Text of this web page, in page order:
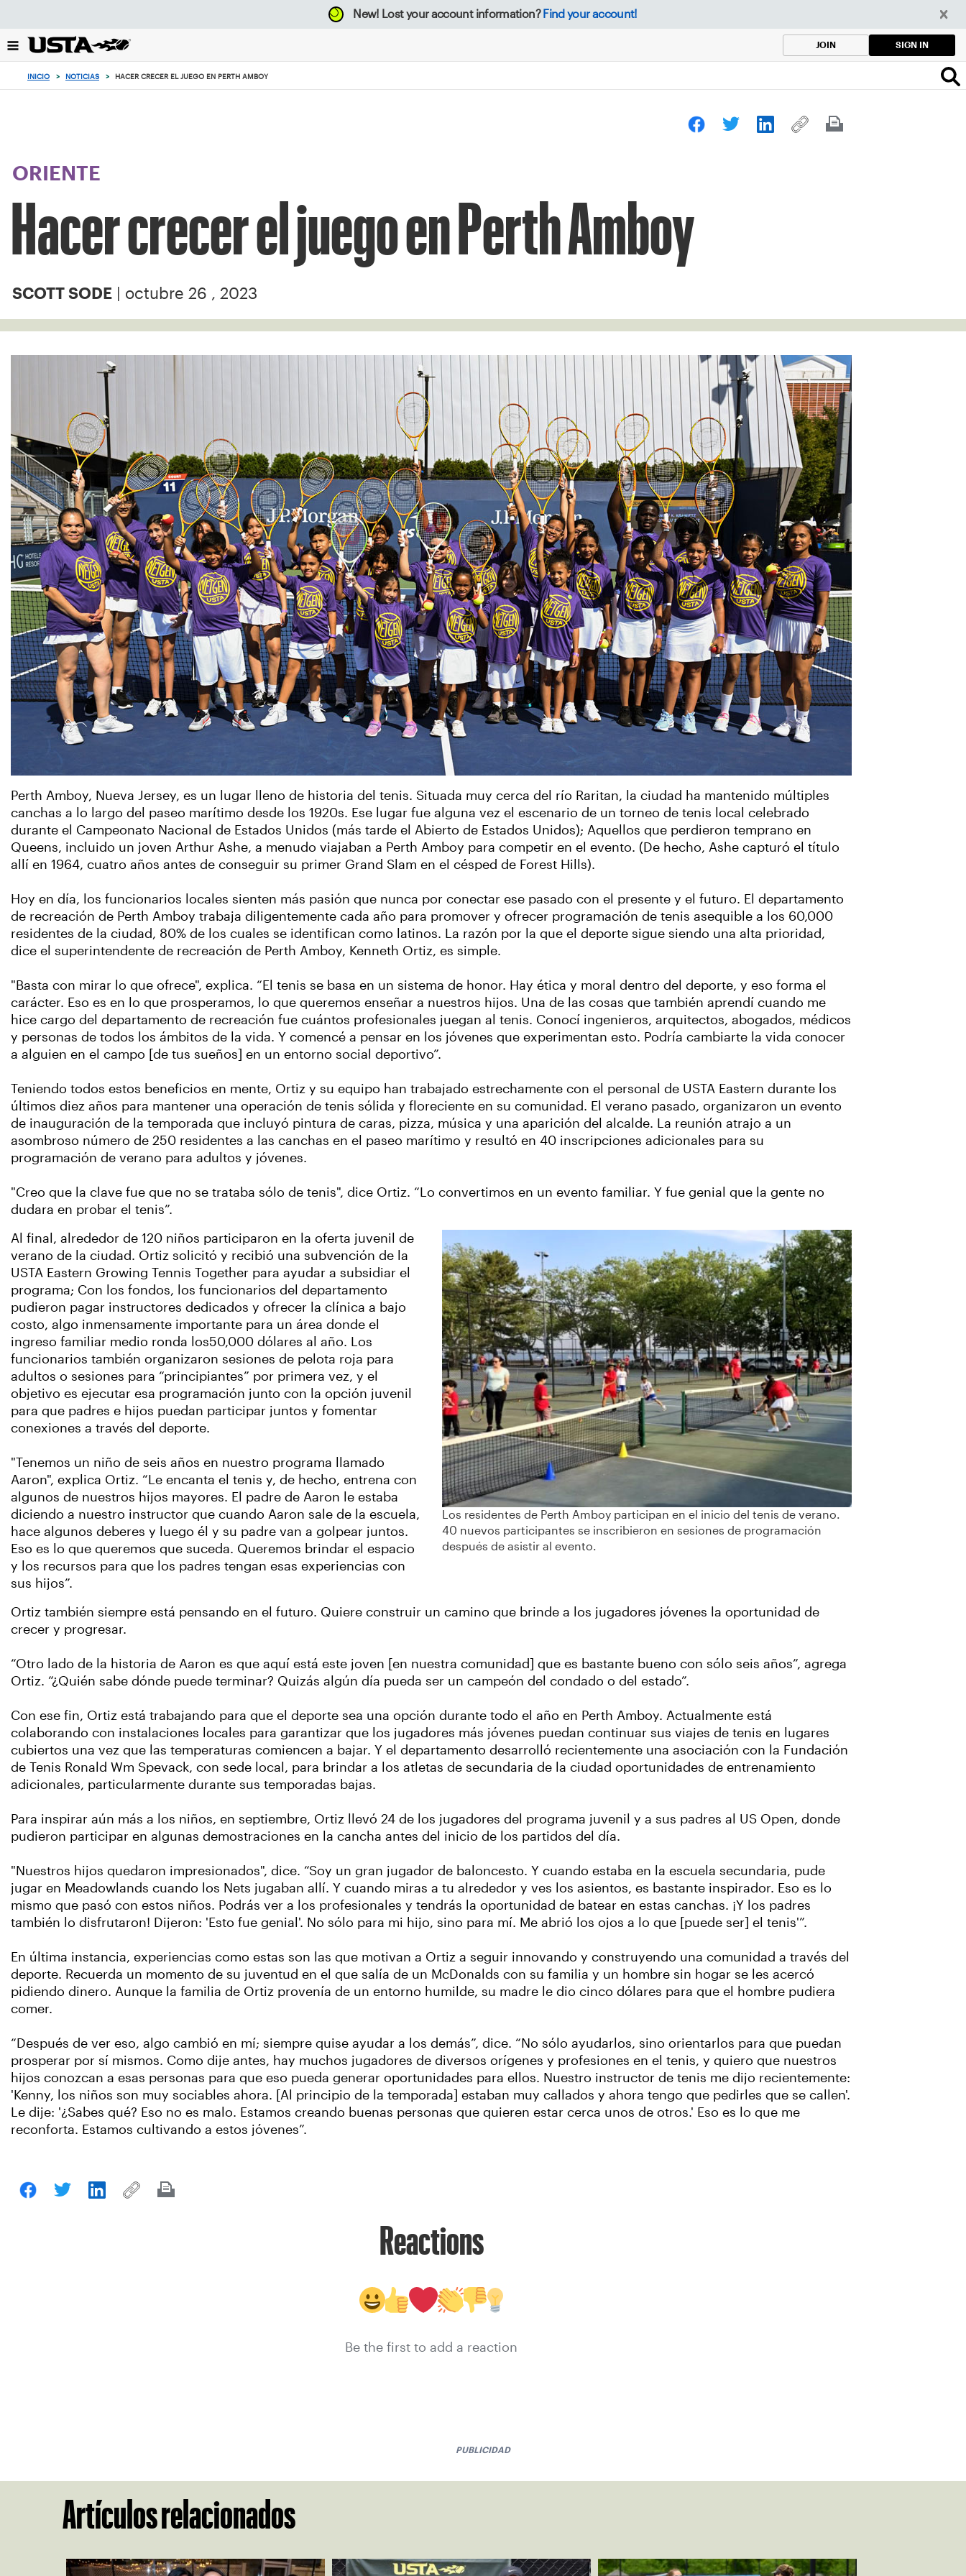
el
botón
New! Lost your account information? Find your account!
JOIN SIGN IN
INICIO > NOTICIAS > HACER CRECER EL JUEGO EN PERTH AMBOY
ORIENTE
Hacer crecer el juego en Perth Amboy
SCOTT SODE | octubre 26 , 2023
Perth Amboy, Nueva Jersey, es un lugar lleno de historia del tenis. Situada muy cerca del río Raritan, la ciudad ha mantenido múltiples
canchas a lo largo del paseo marítimo desde los 1920s. Ese lugar fue alguna vez el escenario de un torneo de tenis local celebrado
durante el Campeonato Nacional de Estados Unidos (más tarde el Abierto de Estados Unidos); Aquellos que perdieron temprano en
Queens, incluido un joven Arthur Ashe, a menudo viajaban a Perth Amboy para competir en el evento. (De hecho, Ashe capturó el título
allí en 1964, cuatro años antes de conseguir su primer Grand Slam en el césped de Forest Hills).
Hoy en día, los funcionarios locales sienten más pasión que nunca por conectar ese pasado con el presente y el futuro. El departamento
de recreación de Perth Amboy trabaja diligentemente cada año para promover y ofrecer programación de tenis asequible a los 60,000
residentes de la ciudad, 80% de los cuales se identifican como latinos. La razón por la que el deporte sigue siendo una alta prioridad,
dice el superintendente de recreación de Perth Amboy, Kenneth Ortiz, es simple.
"Basta con mirar lo que ofrece", explica. “El tenis se basa en un sistema de honor. Hay ética y moral dentro del deporte, y eso forma el
carácter. Eso es en lo que prosperamos, lo que queremos enseñar a nuestros hijos. Una de las cosas que también aprendí cuando me
hice cargo del departamento de recreación fue cuántos profesionales juegan al tenis. Conocí ingenieros, arquitectos, abogados, médicos
y personas de todos los ámbitos de la vida. Y comencé a pensar en los jóvenes que experimentan esto. Podría cambiarte la vida conocer
a alguien en el campo [de tus sueños] en un entorno social deportivo”.
Teniendo todos estos beneficios en mente, Ortiz y su equipo han trabajado estrechamente con el personal de USTA Eastern durante los
últimos diez años para mantener una operación de tenis sólida y floreciente en su comunidad. El verano pasado, organizaron un evento
de inauguración de la temporada que incluyó pintura de caras, pizza, música y una aparición del alcalde. La reunión atrajo a un
asombroso número de 250 residentes a las canchas en el paseo marítimo y resultó en 40 inscripciones adicionales para su
programación de verano para adultos y jóvenes.
"Creo que la clave fue que no se trataba sólo de tenis", dice Ortiz. “Lo convertimos en un evento familiar. Y fue genial que la gente no
dudara en probar el tenis”.
Al final, alrededor de 120 niños participaron en la oferta juvenil de
verano de la ciudad. Ortiz solicitó y recibió una subvención de la
USTA Eastern Growing Tennis Together para ayudar a subsidiar el
programa; Con los fondos, los funcionarios del departamento
pudieron pagar instructores dedicados y ofrecer la clínica a bajo
costo, algo inmensamente importante para un área donde el
ingreso familiar medio ronda los50,000 dólares al año. Los
funcionarios también organizaron sesiones de pelota roja para
adultos o sesiones para “principiantes” por primera vez, y el
objetivo es ejecutar esa programación junto con la opción juvenil
para que padres e hijos puedan participar juntos y fomentar
conexiones a través del deporte.
"Tenemos un niño de seis años en nuestro programa llamado
Aaron", explica Ortiz. “Le encanta el tenis y, de hecho, entrena con
algunos de nuestros hijos mayores. El padre de Aaron le estaba
diciendo a nuestro instructor que cuando Aaron sale de la escuela,
hace algunos deberes y luego él y su padre van a golpear juntos.
Eso es lo que queremos que suceda. Queremos brindar el espacio
y los recursos para que los padres tengan esas experiencias con
sus hijos”.
Los residentes de Perth Amboy participan en el inicio del tenis de verano.
40 nuevos participantes se inscribieron en sesiones de programación
después de asistir al evento.
Ortiz también siempre está pensando en el futuro. Quiere construir un camino que brinde a los jugadores jóvenes la oportunidad de
crecer y progresar.
“Otro lado de la historia de Aaron es que aquí está este joven [en nuestra comunidad] que es bastante bueno con sólo seis años”, agrega
Ortiz. “¿Quién sabe dónde puede terminar? Quizás algún día pueda ser un campeón del condado o del estado”.
Con ese fin, Ortiz está trabajando para que el deporte sea una opción durante todo el año en Perth Amboy. Actualmente está
colaborando con instalaciones locales para garantizar que los jugadores más jóvenes puedan continuar sus viajes de tenis en lugares
cubiertos una vez que las temperaturas comiencen a bajar. Y el departamento desarrolló recientemente una asociación con la Fundación
de Tenis Ronald Wm Spevack, con sede local, para brindar a los atletas de secundaria de la ciudad oportunidades de entrenamiento
adicionales, particularmente durante sus temporadas bajas.
Para inspirar aún más a los niños, en septiembre, Ortiz llevó 24 de los jugadores del programa juvenil y a sus padres al US Open, donde
pudieron participar en algunas demostraciones en la cancha antes del inicio de los partidos del día.
"Nuestros hijos quedaron impresionados", dice. “Soy un gran jugador de baloncesto. Y cuando estaba en la escuela secundaria, pude
jugar en Meadowlands cuando los Nets jugaban allí. Y cuando miras a tu alrededor y ves los asientos, es bastante inspirador. Eso es lo
mismo que pasó con estos niños. Podrás ver a los profesionales y tendrás la oportunidad de batear en estas canchas. ¡Y los padres
también lo disfrutaron! Dijeron: 'Esto fue genial'. No sólo para mi hijo, sino para mí. Me abrió los ojos a lo que [puede ser] el tenis'”.
En última instancia, experiencias como estas son las que motivan a Ortiz a seguir innovando y construyendo una comunidad a través del
deporte. Recuerda un momento de su juventud en el que salía de un McDonalds con su familia y un hombre sin hogar se les acercó
pidiendo dinero. Aunque la familia de Ortiz provenía de un entorno humilde, su madre le dio cinco dólares para que el hombre pudiera
comer.
“Después de ver eso, algo cambió en mí; siempre quise ayudar a los demás”, dice. “No sólo ayudarlos, sino orientarlos para que puedan
prosperar por sí mismos. Como dije antes, hay muchos jugadores de diversos orígenes y profesiones en el tenis, y quiero que nuestros
hijos conozcan a esas personas para que eso pueda generar oportunidades para ellos. Nuestro instructor de tenis me dijo recientemente:
'Kenny, los niños son muy sociables ahora. [Al principio de la temporada] estaban muy callados y ahora tengo que pedirles que se callen'.
Le dije: '¿Sabes qué? Eso no es malo. Estamos creando buenas personas que quieren estar cerca unos de otros.' Eso es lo que me
reconforta. Estamos cultivando a estos jóvenes”.
Reactions
Be the first to add a reaction
PUBLICIDAD
Artículos relacionados